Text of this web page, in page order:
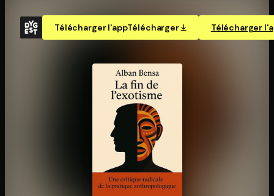
Télécharger l'appTélécharger Télécharger